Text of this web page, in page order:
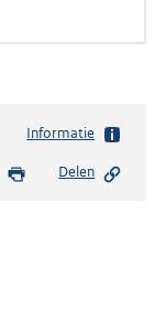
Informatie
Delen